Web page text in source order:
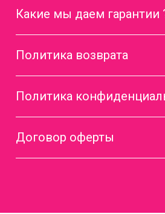
Какие мы даем гарантии
Политика возврата
Политика
Договор оферты